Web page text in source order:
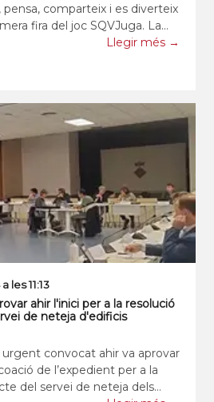
comparteix i es diverteix
fira del joc SQVJuga. La
de setembre el joc serà el
Llegir més →
les 11:13
ahir l'inici per a la resolució
de neteja d'edificis
urgent convocat ahir va aprovar
de l’expedient per a la
del servei de neteja dels